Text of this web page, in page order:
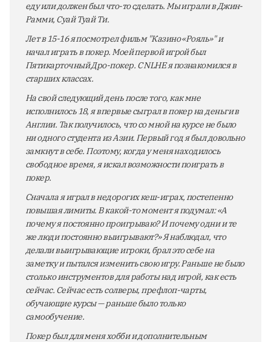
еду или должен был что-то сделать. Мы играли в Джин-
Рамми, Суай Туай Ти.
Лет в 15-16 я посмотрел фильм "Казино «Рояль»" и
начал играть в покер. Моей первой игрой был
Пятикарточный Дро-покер. C NLHE я познакомился в
старших классах.
На свой следующий день после того, как мне
исполнилось 18, я впервые сыграл в покер на деньги в
Англии. Так получилось, что со мной на курсе не было
ни одного студента из Азии. Первый год я был довольно
замкнут в себе. Поэтому, когда у меня находилось
свободное время, я искал возможности поиграть в
покер.
Сначала я играл в недорогих кеш-играх, постепенно
повышая лимиты. В какой-то момент я подумал: «А
почему я постоянно проигрываю? И почему одни и те
же люди постоянно выигрывают?» Я наблюдал, что
делали выигрывающие игроки, брал это себе на
заметку и пытался изменить свою игру. Раньше не было
столько инструментов для работы над игрой, как есть
сейчас. Сейчас есть солверы, префлоп-чарты,
обучающие курсы — раньше было только
самообучение.
Покер был для меня хобби и дополнительным